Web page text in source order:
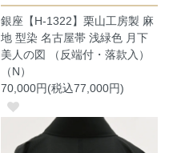
銀座【H-1322】栗山工房製 麻
地 型染 名古屋帯 浅緑色 月下
美人の図 （反端付・落款入）
（N）
70,000円(税込77,000円)